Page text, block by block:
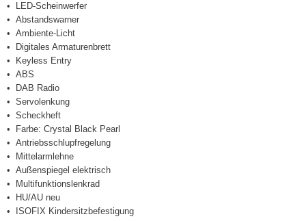
LED-Scheinwerfer
Abstandswarner
Ambiente-Licht
Digitales Armaturenbrett
Keyless Entry
ABS
DAB Radio
Servolenkung
Scheckheft
Farbe: Crystal Black Pearl
Antriebsschlupfregelung
Mittelarmlehne
Außenspiegel elektrisch
Multifunktionslenkrad
HU/AU neu
ISOFIX Kindersitzbefestigung